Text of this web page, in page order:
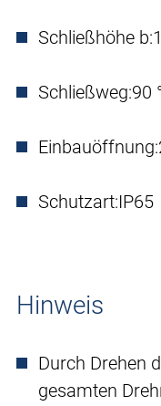
Schließhöhe b:
Schließweg:90
Einbauöffnung:
Schutzart:IP65
Hinweis
Durch Drehen
gesamten